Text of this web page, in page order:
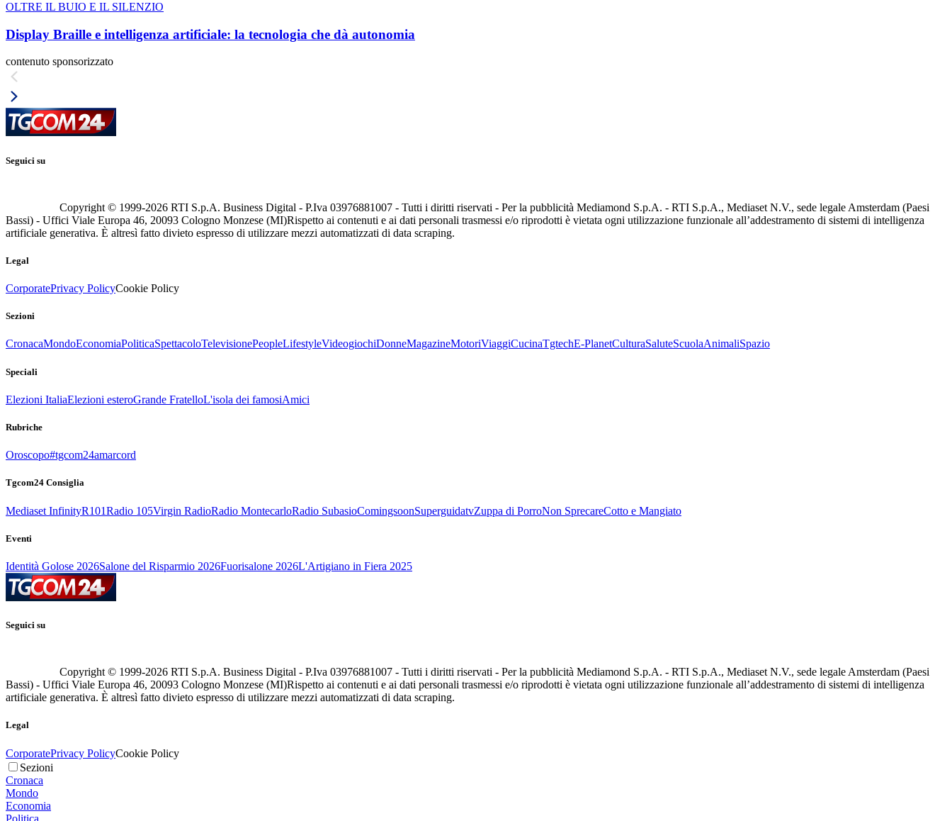
OLTRE IL BUIO E IL SILENZIO
Display Braille e intelligenza artificiale: la tecnologia che dà autonomia
contenuto sponsorizzato
Seguici su
Copyright © 1999-2026 RTI S.p.A. Business Digital - P.Iva 03976881007 - Tutti i diritti riservati - Per la pubblicità Mediamond S.p.A. - RTI S.p.A., Mediaset N.V., sede legale Amsterdam (Paesi
Bassi) - Uffici Viale Europa 46, 20093 Cologno Monzese (MI)Rispetto ai contenuti e ai dati personali trasmessi e/o riprodotti è vietata ogni utilizzazione funzionale all’addestramento di sistemi di intelligenza
artificiale generativa. È altresì fatto divieto espresso di utilizzare mezzi automatizzati di data scraping.
Legal
CorporatePrivacy PolicyCookie Policy
Sezioni
CronacaMondoEconomiaPoliticaSpettacoloTelevisionePeopleLifestyleVideogiochiDonneMagazineMotoriViaggiCucinaTgtechE-PlanetCulturaSaluteScuolaAnimaliSpazio
Speciali
Elezioni ItaliaElezioni esteroGrande FratelloL'isola dei famosiAmici
Rubriche
Oroscopo#tgcom24amarcord
Tgcom24 Consiglia
Mediaset InfinityR101Radio 105Virgin RadioRadio MontecarloRadio SubasioComingsoonSuperguidatvZuppa di PorroNon SprecareCotto e Mangiato
Eventi
Identità Golose 2026Salone del Risparmio 2026Fuorisalone 2026L'Artigiano in Fiera 2025
Seguici su
Copyright © 1999-2026 RTI S.p.A. Business Digital - P.Iva 03976881007 - Tutti i diritti riservati - Per la pubblicità Mediamond S.p.A. - RTI S.p.A., Mediaset N.V., sede legale Amsterdam (Paesi
Bassi) - Uffici Viale Europa 46, 20093 Cologno Monzese (MI)Rispetto ai contenuti e ai dati personali trasmessi e/o riprodotti è vietata ogni utilizzazione funzionale all’addestramento di sistemi di intelligenza
artificiale generativa. È altresì fatto divieto espresso di utilizzare mezzi automatizzati di data scraping.
Legal
CorporatePrivacy PolicyCookie Policy
Sezioni
Cronaca
Mondo
Economia
Politica